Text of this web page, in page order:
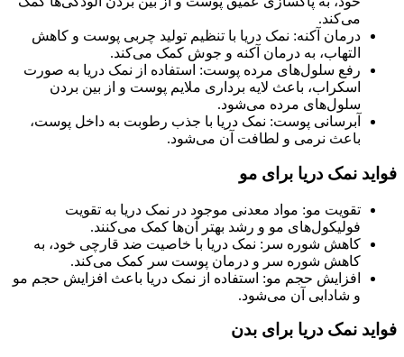
می‌کند.
درمان آکنه: نمک دریا با تنظیم تولید چربی پوست و کاهش
التهاب، به درمان آکنه و جوش کمک می‌کند.
رفع سلول‌های مرده پوست: استفاده از نمک دریا به صورت
اسکراب، باعث لایه برداری ملایم پوست و از بین بردن
سلول‌های مرده می‌شود.
آبرسانی پوست: نمک دریا با جذب رطوبت به داخل پوست،
باعث نرمی و لطافت آن می‌شود.
فواید نمک دریا برای مو
تقویت مو: مواد معدنی موجود در نمک دریا به تقویت
فولیکول‌های مو و رشد بهتر آن‌ها کمک می‌کنند.
کاهش شوره سر: نمک دریا با خاصیت ضد قارچی خود، به
کاهش شوره سر و درمان پوست سر کمک می‌کند.
افزایش حجم مو: استفاده از نمک دریا باعث افزایش حجم مو
و شادابی آن می‌شود.
فواید نمک دریا برای بدن